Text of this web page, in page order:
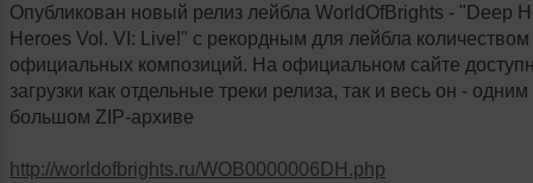
Опубликован новый релиз лейбла WorldOfBrights - "Deep
Heroes Vol. VI: Live!" с рекордным для лейбла количеством
официальных композиций. На официальном сайте
загрузки как отдельные треки релиза, так и весь он -
большом ZIP-архиве
http://worldofbrights.ru/WOB0000006DH.php